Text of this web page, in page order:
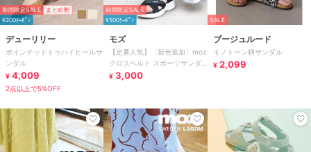
期間限定SALE
まとめ割
¥200ｸｰﾎﾟﾝ
デューリリー
ポインテッドトゥハイヒールサ
ンダル
¥ 4,009
2点以上で5%OFF
期間限定SALE
¥500ｸｰﾎﾟﾝ
モズ
【定番人気】〔新色追加〕moz
クロスベルト スポーツサンダ
ル
¥ 3,000
SALE
ブージュルード
モノトーン柄サンダル
¥ 2,099